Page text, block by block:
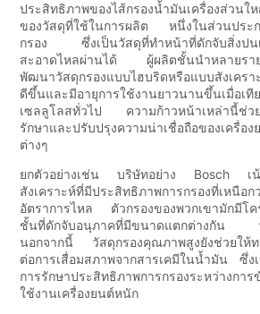
ประสิทธิภาพของไส้กรองน้ำมันเครื่องส่วน
ของวัสดุที่ใช้ในการผลิต หนึ่งในส่วนประ
กรอง ซึ่งเป็นวัสดุที่ทำหน้าที่ดักจับสิ่งปน
สะอาดไหลผ่านได้ ผู้ผลิตชั้นนำหลายราย
พัฒนาวัสดุกรองแบบไฮบริดหรือแบบสังเครา
ดีขึ้นและมีอายุการใช้งานยาวนานขึ้นเมื่อเที
เซลลูโลสทั่วไป ความก้าวหน้าเหล่านี้ช่วย
รักษาและปรับปรุงความน่าเชื่อถือของเครื่อง
ต่างๆ
ยกตัวอย่างเช่น บริษัทอย่าง Bosch เน้
สังเคราะห์ที่มีประสิทธิภาพการกรองที่เหนือ
อัตราการไหล ตัวกรองของพวกเขามักมีโค
ชั้นที่ดักจับอนุภาคที่มีขนาดแตกต่างกัน พ
นอกจากนี้ วัสดุกรองคุณภาพสูงยังช่วยให้
ต่อการเสื่อมสภาพจากสารเคมีในน้ำมัน ซึ่ง
การรักษาประสิทธิภาพการกรองระหว่างกา
ใช้งานเครื่องยนต์หนัก